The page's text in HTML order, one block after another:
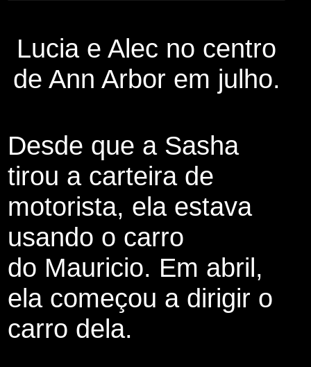
Lucia e Alec no centro
de Ann Arbor em julho.
Desde que a Sasha
tirou a carteira de
motorista, ela estava
usando o carro
do Mauricio. Em abril,
ela começou a dirigir o
carro dela.